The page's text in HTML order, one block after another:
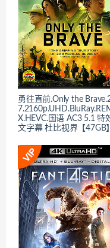
勇往直前.Only the
X.HEVC.国语 AC3 5.1 特
文字幕 杜比视界【47GB】